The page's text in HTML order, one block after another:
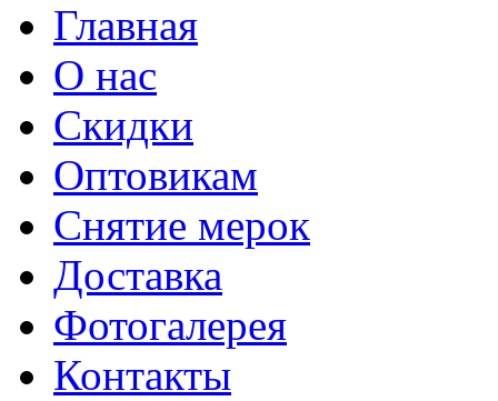
Главная
О нас
Скидки
Оптовикам
Снятие мерок
Доставка
Фотогалерея
Контакты